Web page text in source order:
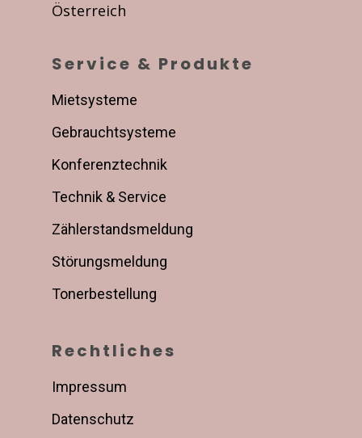
Österreich
Service & Produkte
Mietsysteme
Gebrauchtsysteme
Konferenztechnik
Technik & Service
Zählerstandsmeldung
Störungsmeldung
Tonerbestellung
Rechtliches
Impressum
Datenschutz